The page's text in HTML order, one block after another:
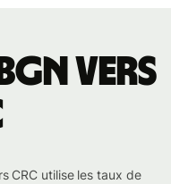
vers
CRC utilise les taux de